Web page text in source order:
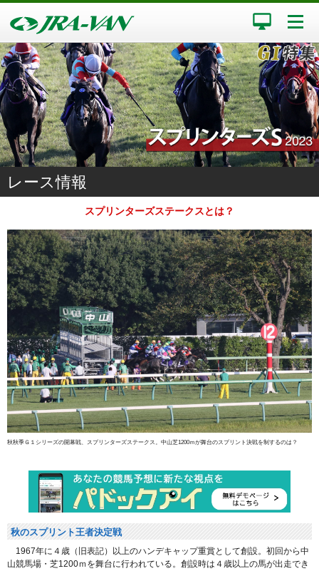
レース情報
スプリンターズステークスとは？
秋秋季Ｇ１シリーズの開幕戦、スプリンターズステークス。中山芝1200ｍが舞台のスプリント決戦を制するのは？
秋のスプリント王者決定戦
1967年に４歳（旧表記）以上のハンデキャップ重賞として創設。初回から中
山競馬場・芝1200ｍを舞台に行われている。創設時は４歳以上の馬が出走でき